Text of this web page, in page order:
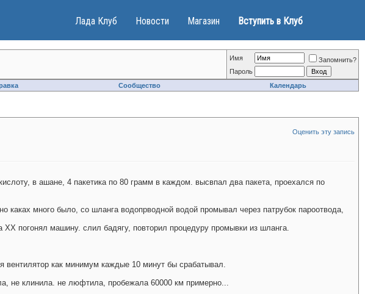
Лада Клуб Новости Магазин Вступить в Клуб
Имя
Запомнить?
Пароль
Сообщество Календарь
Оценить эту запись
в ашане, 4 пакетика по 80 грамм в каждом. высвпал два пакета, проехался по
много было, со шланга водопрводной водой промывал через патрубок пароотвода,
погонял машину. слил бадягу, повторил процедуру промывки из шланга.
вентилятор как минимум каждые 10 минут бы срабатывал.
не клинила. не люфтила, пробежала 60000 км примерно...